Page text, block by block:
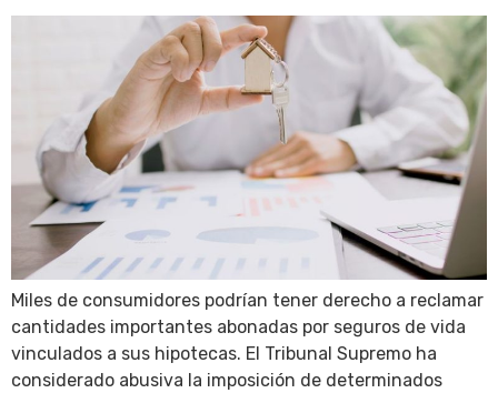
Miles de consumidores podrían tener derecho a reclamar
cantidades importantes abonadas por seguros de vida
vinculados a sus hipotecas. El Tribunal Supremo ha
considerado abusiva la imposición de determinados